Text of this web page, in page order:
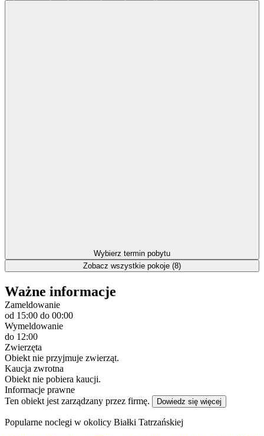
Wybierz termin pobytu
Zobacz wszystkie pokoje (8)
Ważne informacje
Zameldowanie
od 15:00 do 00:00
Wymeldowanie
do 12:00
Zwierzęta
Obiekt nie przyjmuje zwierząt.
Kaucja zwrotna
Obiekt nie pobiera kaucji.
Informacje prawne
Ten obiekt jest zarządzany przez firmę.
Dowiedz się więcej
Popularne noclegi w okolicy Białki Tatrzańskiej